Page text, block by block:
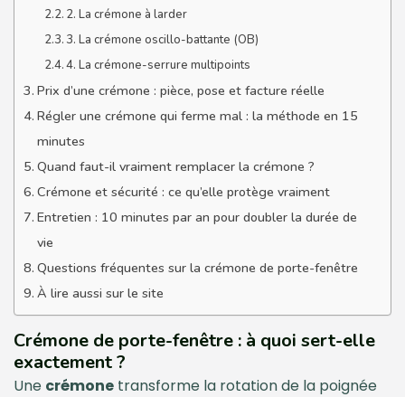
2. La crémone à larder
3. La crémone oscillo-battante (OB)
4. La crémone-serrure multipoints
Prix d’une crémone : pièce, pose et facture réelle
Régler une crémone qui ferme mal : la méthode en 15
minutes
Quand faut-il vraiment remplacer la crémone ?
Crémone et sécurité : ce qu’elle protège vraiment
Entretien : 10 minutes par an pour doubler la durée de
vie
Questions fréquentes sur la crémone de porte-fenêtre
À lire aussi sur le site
Crémone de porte-fenêtre : à quoi sert-elle
exactement ?
Une crémone transforme la rotation de la poignée